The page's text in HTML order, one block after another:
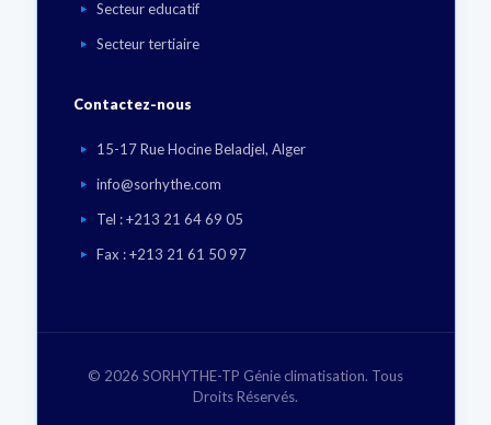
Secteur educatif
Secteur tertiaire
Contactez-nous
15-17 Rue Hocine Beladjel, Alger
info@sorhythe.com
Tel : +213 21 64 69 05
Fax : +213 21 61 50 97
© 2026 SORHYTHE-TP Génie climatisation. Tous
Droits Réservés.